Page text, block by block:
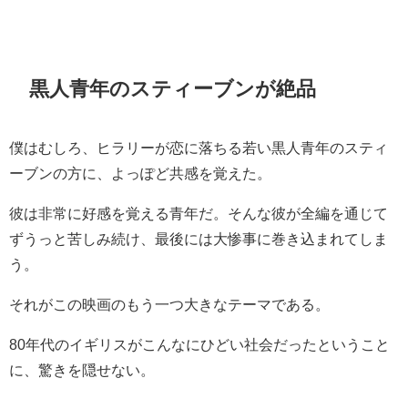
黒人青年のスティーブンが絶品
僕はむしろ、ヒラリーが恋に落ちる若い黒人青年のスティ
ーブンの方に、よっぽど共感を覚えた。
彼は非常に好感を覚える青年だ。そんな彼が全編を通じて
ずうっと苦しみ続け、最後には大惨事に巻き込まれてしま
う。
それがこの映画のもう一つ大きなテーマである。
80年代のイギリスがこんなにひどい社会だったということ
に、驚きを隠せない。